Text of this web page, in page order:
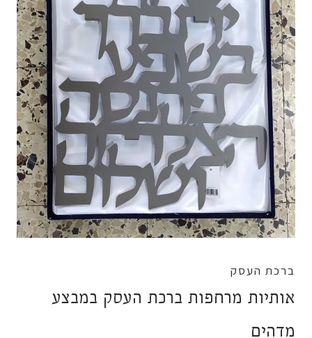
ברכת העסק
אותיות מרחפות ברכת העסק במבצע
מדהים